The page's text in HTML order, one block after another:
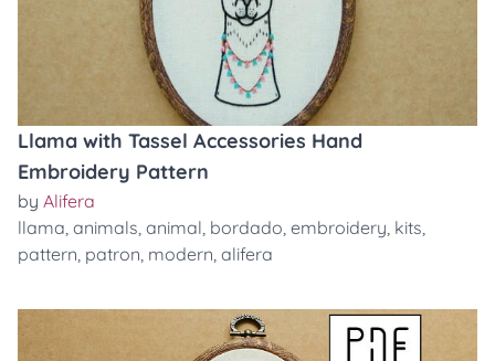
Llama with Tassel Accessories Hand
Embroidery Pattern
by Alifera
llama, animals, animal, bordado, embroidery, kits,
pattern, patron, modern, alifera